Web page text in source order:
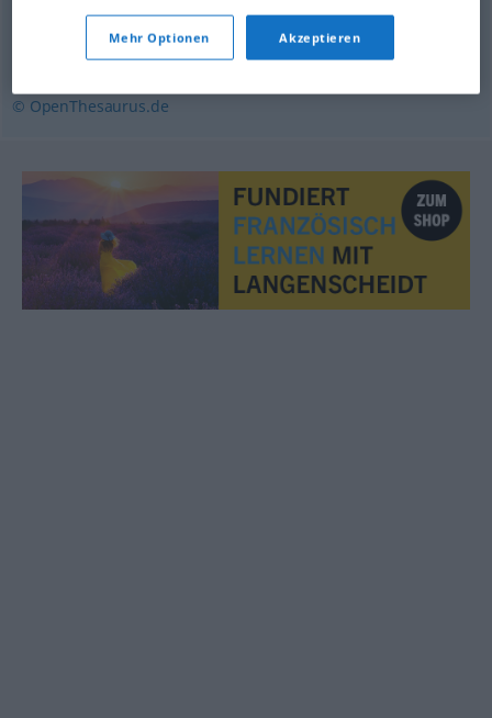
gütig,herzlich
© OpenThesaurus.de
Mehr Optionen Akzeptieren